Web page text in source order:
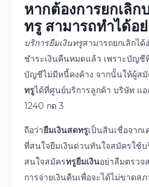
หากต้องการยกเลิก
ทรู สามารถทำได้อย่
บริการยืมเงินทรูสามารถยกเลิกได้
ชำระเงินคืนหมดแล้ว เพราะบัญชี
บัญชีไม่มีหนี้คงค้าง จากนั้นให้ผู้สมั
ทรูได้ที่ศูนย์บริการลูกค้า บริษัท แ
1240 กด 3
ถือว่ายืมเงินสดทรูเป็นสินเชื่อจาก
ที่สนใจยืมเงินด่วนทันใจสมัครใช้
สนใจสมัครทรูยืมเงินอย่าลืมตรว
การจ่ายเงินคืนเพื่อจะได้ไม่ขาดส